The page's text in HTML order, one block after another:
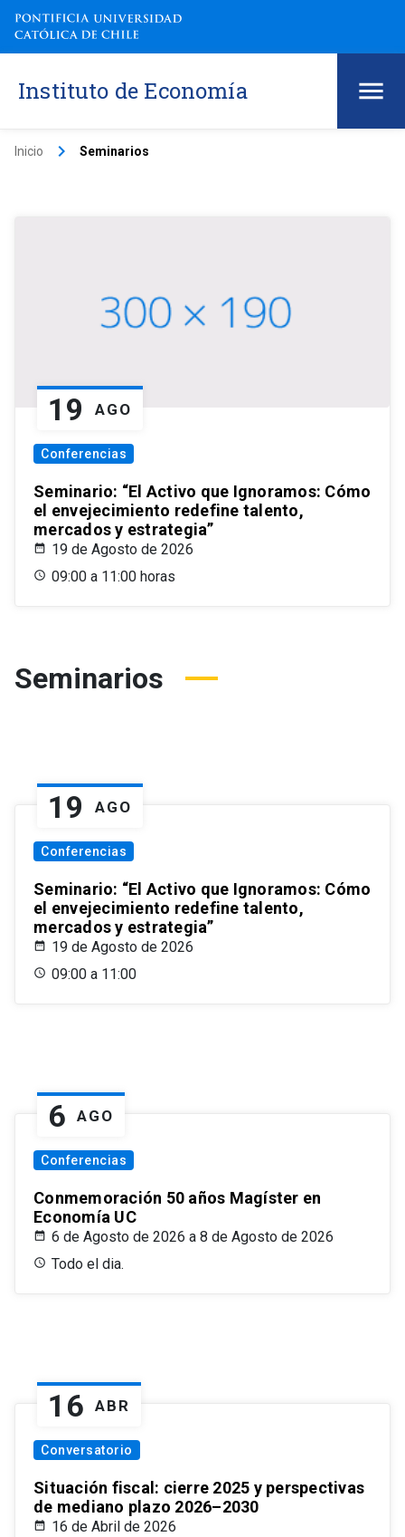
Instituto de Economía
Inicio keyboard_arrow_right Seminarios
19 AGO
Conferencias
Seminario: “El Activo que Ignoramos: Cómo
el envejecimiento redefine talento,
mercados y estrategia”
19 de Agosto de 2026
09:00 a 11:00 horas
Seminarios
19 AGO
Conferencias
Seminario: “El Activo que Ignoramos: Cómo
el envejecimiento redefine talento,
mercados y estrategia”
19 de Agosto de 2026
09:00 a 11:00
6 AGO
Conferencias
Conmemoración 50 años Magíster en
Economía UC
6 de Agosto de 2026 a 8 de Agosto de 2026
Todo el dia.
16 ABR
Conversatorio
Situación fiscal: cierre 2025 y perspectivas
de mediano plazo 2026–2030
16 de Abril de 2026